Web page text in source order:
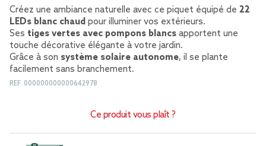
Créez une ambiance naturelle avec ce piquet équipé de 22
LEDs blanc chaud pour illuminer vos extérieurs.
Ses tiges vertes avec pompons blancs apportent une
touche décorative élégante à votre jardin.
Grâce à son système solaire autonome, il se plante
facilement sans branchement.
REF. 000000000000642978
Ce produit vous plaît ?